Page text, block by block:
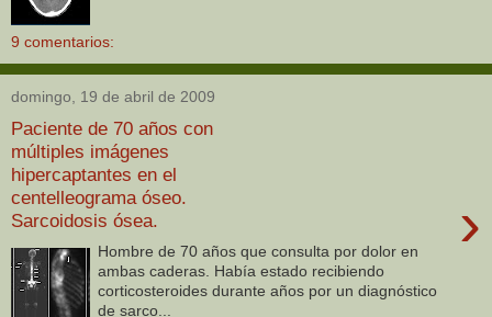
9 comentarios:
domingo, 19 de abril de 2009
Paciente de 70 años con
múltiples imágenes
hipercaptantes en el
centelleograma óseo.
Sarcoidosis ósea.
›
Hombre de 70 años que consulta por dolor en
ambas caderas. Había estado recibiendo
corticosteroides durante años por un diagnóstico
de sarco...